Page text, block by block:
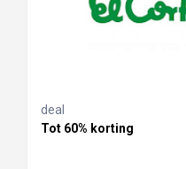
deal
Tot 60% korting